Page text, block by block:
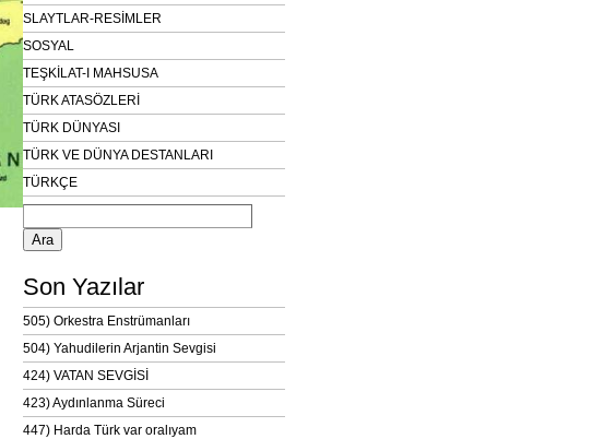
SLAYTLAR-RESİMLER
SOSYAL
TEŞKİLAT-I MAHSUSA
TÜRK ATASÖZLERİ
TÜRK DÜNYASI
TÜRK VE DÜNYA DESTANLARI
TÜRKÇE
Arama:
Son Yazılar
505) Orkestra Enstrümanları
504) Yahudilerin Arjantin Sevgisi
424) VATAN SEVGİSİ
423) Aydınlanma Süreci
447) Harda Türk var oralıyam